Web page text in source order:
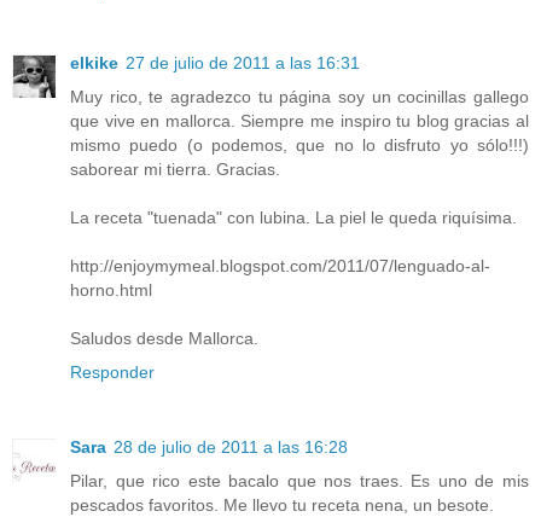
elkike 27 de julio de 2011 a las 16:31
Muy rico, te agradezco tu página soy un cocinillas gallego
que vive en mallorca. Siempre me inspiro tu blog gracias al
mismo puedo (o podemos, que no lo disfruto yo sólo!!!)
saborear mi tierra. Gracias.
La receta "tuenada" con lubina. La piel le queda riquísima.
http://enjoymymeal.blogspot.com/2011/07/lenguado-al-
horno.html
Saludos desde Mallorca.
Responder
Sara 28 de julio de 2011 a las 16:28
Pilar, que rico este bacalo que nos traes. Es uno de mis
pescados favoritos. Me llevo tu receta nena, un besote.